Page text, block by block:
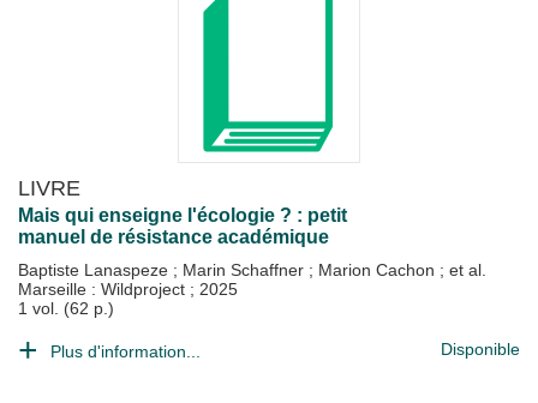
LIVRE
Mais qui enseigne l'écologie ? : petit
manuel de résistance académique
Baptiste Lanaspeze ; Marin Schaffner ; Marion Cachon ; et al.
Marseille : Wildproject ; 2025
1 vol. (62 p.)
Plus d'information... Disponible